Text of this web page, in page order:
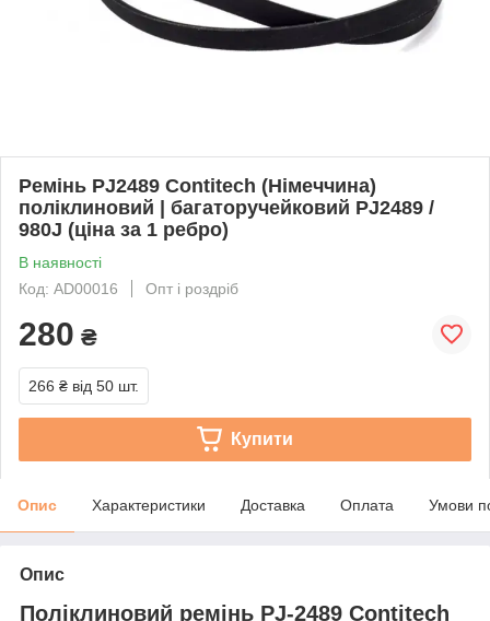
Ремінь PJ2489 Contitech (Німеччина)
поліклиновий | багаторучейковий PJ2489 /
980J (ціна за 1 ребро)
В наявності
Код: AD00016
Опт і роздріб
280 ₴
266 ₴ від 50 шт.
Купити
Опис Характеристики Доставка Оплата Умови
Опис
Поліклиновий ремінь PJ-2489 Contitech